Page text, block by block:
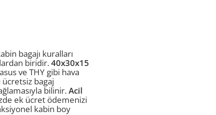
bagajı kuralları
biridir.40x30x15
ve THY gibi hava
bagaj
bilinir.Acil
ek ücret ödemenizi
kabin boy